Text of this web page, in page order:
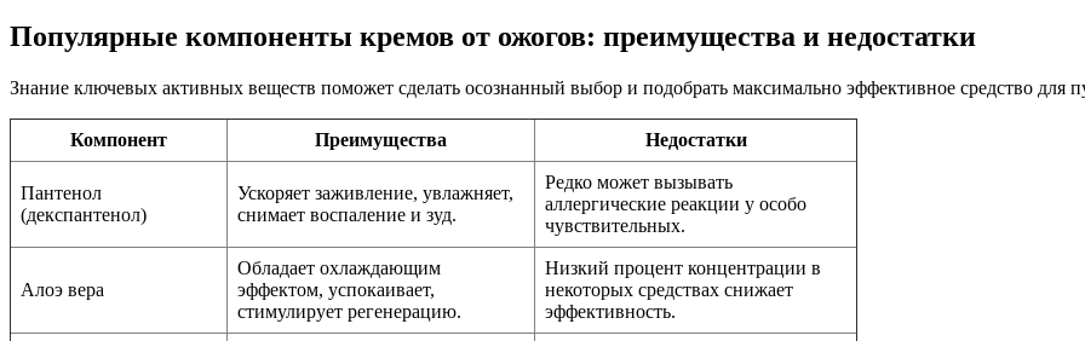
Популярные компоненты кремов от ожогов: преимущества и недостатки
Знание ключевых активных веществ поможет сделать осознанный выбор и подобрать максимально эффективное средство для
Компонент Преимущества Недостатки
Пантенол
(декспантенол)
Ускоряет заживление, увлажняет,
снимает воспаление и зуд.
Редко может вызывать
аллергические реакции у особо
чувствительных.
Алоэ вера
Обладает охлаждающим
эффектом, успокаивает,
стимулирует регенерацию.
Низкий процент концентрации в
некоторых средствах снижает
эффективность.